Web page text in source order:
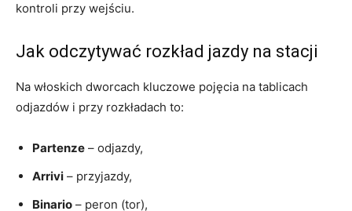
kontroli przy wejściu.
Jak odczytywać rozkład jazdy na stacji
Na włoskich dworcach kluczowe pojęcia na tablicach
odjazdów i przy rozkładach to:
Partenze – odjazdy,
Arrivi – przyjazdy,
Binario – peron (tor),